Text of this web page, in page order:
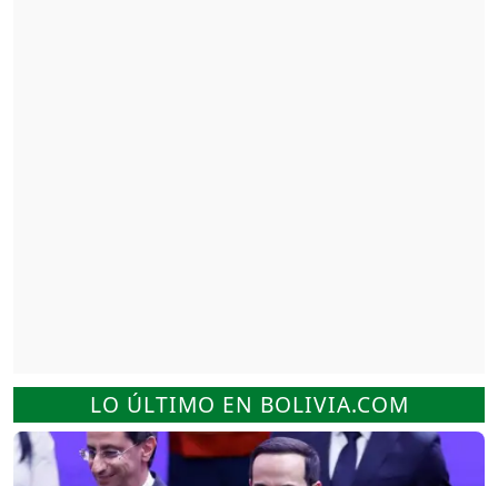
LO ÚLTIMO EN BOLIVIA.COM